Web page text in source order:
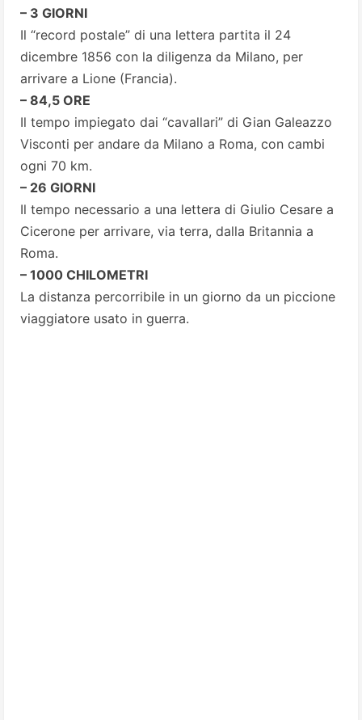
– 3 GIORNI
Il “record postale” di una lettera partita il 24
dicembre 1856 con la diligenza da Milano, per
arrivare a Lione (Francia).
– 84,5 ORE
Il tempo impiegato dai “cavallari” di Gian Galeazzo
Visconti per andare da Milano a Roma, con cambi
ogni 70 km.
– 26 GIORNI
Il tempo necessario a una lettera di Giulio Cesare a
Cicerone per arrivare, via terra, dalla Britannia a
Roma.
– 1000 CHILOMETRI
La distanza percorribile in un giorno da un piccione
viaggiatore usato in guerra.